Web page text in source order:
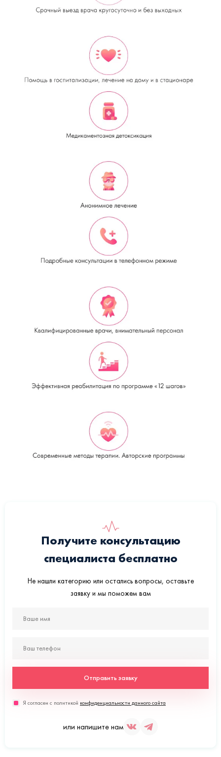
Получите консультацию
специалиста бесплатно
Не нашли категорию или остались вопросы, оставьте
заявку и мы поможем вам
Отправить заявку
Я согласен с политикой конфиденциальности данного сайта
или напишите нам